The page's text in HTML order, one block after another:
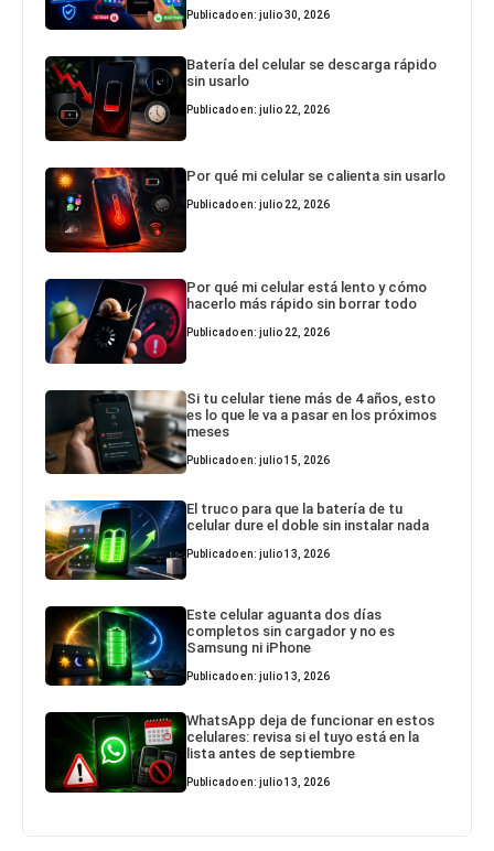
Publicado en: julio 30, 2026
Batería del celular se descarga rápido
sin usarlo
Publicado en: julio 22, 2026
Por qué mi celular se calienta sin usarlo
Publicado en: julio 22, 2026
Por qué mi celular está lento y cómo
hacerlo más rápido sin borrar todo
Publicado en: julio 22, 2026
Si tu celular tiene más de 4 años, esto
es lo que le va a pasar en los próximos
meses
Publicado en: julio 15, 2026
El truco para que la batería de tu
celular dure el doble sin instalar nada
Publicado en: julio 13, 2026
Este celular aguanta dos días
completos sin cargador y no es
Samsung ni iPhone
Publicado en: julio 13, 2026
WhatsApp deja de funcionar en estos
celulares: revisa si el tuyo está en la
lista antes de septiembre
Publicado en: julio 13, 2026